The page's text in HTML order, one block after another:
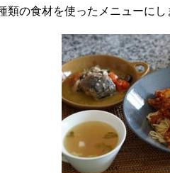
類の食材を使ったメニューにし